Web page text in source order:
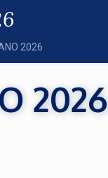
2026
2026